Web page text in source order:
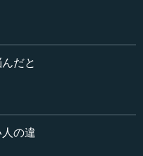
る力」なのです。慣れ
を繰り返していくと、
っと素振りをやってい
をやってもそれ以上伸
です。そのときに違う
さぶって、次のステー
だと
の違